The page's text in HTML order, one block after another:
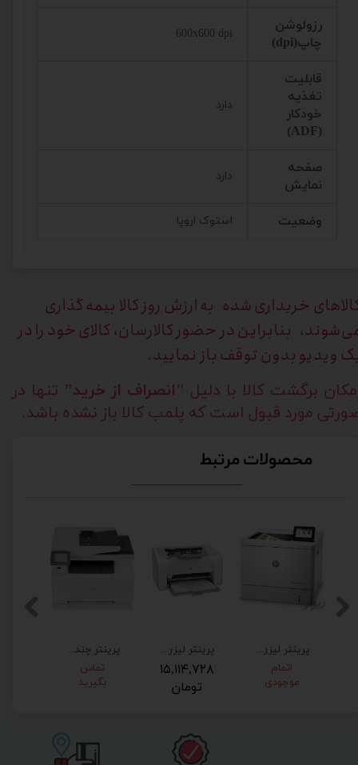
رزولوشن
چاپ(dpi)
600x600 dpi
قابلیت
تغذیه
خودکار
(ADF)
دارد
صفحه
نمایش
دارد
وضعیت استوک اروپا
خریداریشده به ارزش روز کالا بیمه گذاری
بنابراین در حضور کالارسان، کالای خود را در
ویدیو بدون توقف باز نمایید.
برگشت کالا با دلیل "انصراف از خرید" تنها در
مورد قبول است که پلمب کالا باز نشده باشد.
محصولات مرتبط
پرینتر چندکاره لیزری رنگی اچ پی مدل 277dw پرو برق ۲۲۰ فابریک LaserJet Pro MFP M277dw
تماس
بگیرید
پرینتر لیزری اچ پی HP P 1006 برق 220 ولت فابریک
۱۵,۱۱۴,۷۲۸
تومان
پرینتر لیزرجت HP55040dw
اتمام
موجودی